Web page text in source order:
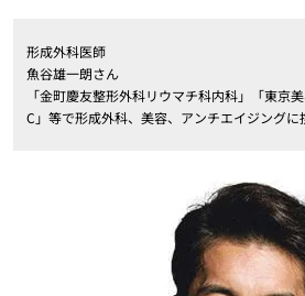
形成外科医師
魚谷雄一朗さん
「金町慶友整形外科リウマチ科内科」「東京
C」等で形成外科、美容、アンチエイジングに